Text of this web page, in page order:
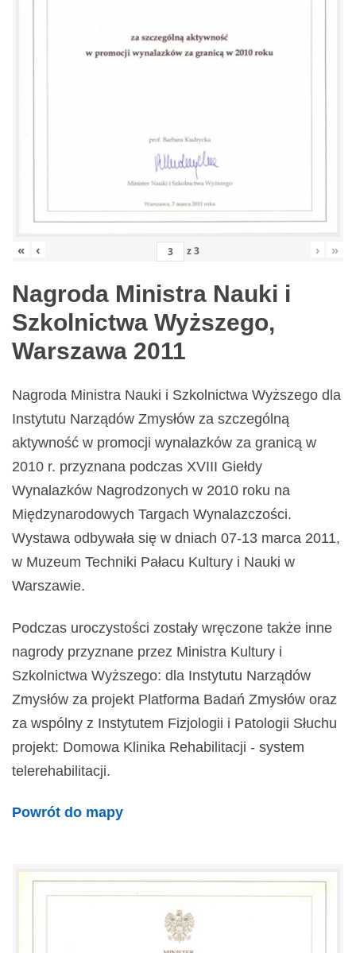
« ‹ z3 › »
Nagroda Ministra Nauki i
Szkolnictwa Wyższego,
Warszawa 2011
Nagroda Ministra Nauki i Szkolnictwa Wyższego dla
Instytutu Narządów Zmysłów za szczególną
aktywność w promocji wynalazków za granicą w
2010 r. przyznana podczas XVIII Giełdy
Wynalazków Nagrodzonych w 2010 roku na
Międzynarodowych Targach Wynalazczości.
Wystawa odbywała się w dniach 07-13 marca 2011,
w Muzeum Techniki Pałacu Kultury i Nauki w
Warszawie.
Podczas uroczystości zostały wręczone także inne
nagrody przyznane przez Ministra Kultury i
Szkolnictwa Wyższego: dla Instytutu Narządów
Zmysłów za projekt Platforma Badań Zmysłów oraz
za wspólny z Instytutem Fizjologii i Patologii Słuchu
projekt: Domowa Klinika Rehabilitacji - system
telerehabilitacji.
Powrót do mapy